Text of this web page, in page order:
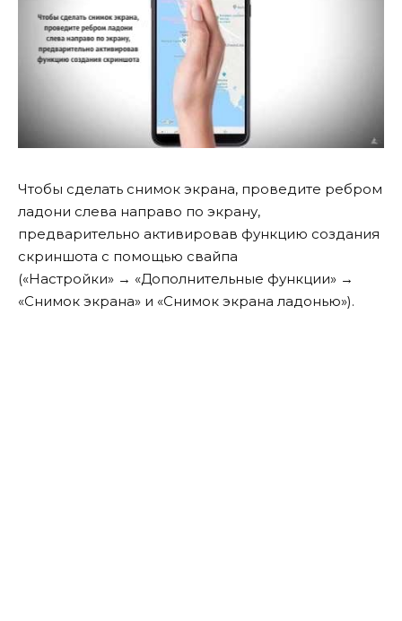
Чтобы сделать снимок экрана, проведите ребром
ладони слева направо по экрану,
предварительно активировав функцию создания
скриншота с помощью свайпа
(«Настройки» → «Дополнительные функции» →
«Снимок экрана» и «Снимок экрана ладонью»).